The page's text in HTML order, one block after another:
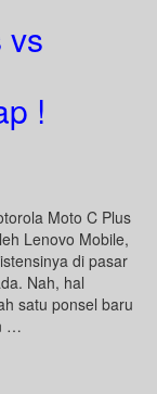
vs
!
Moto C Plus
Lenovo Mobile,
di pasar
Nah, hal
satu ponsel baru
…